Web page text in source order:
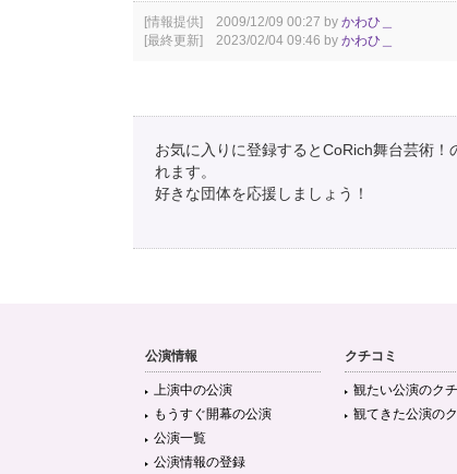
[情報提供] 2009/12/09 00:27 by かわひ＿
[最終更新] 2023/02/04 09:46 by かわひ＿
お気に入りに登録するとCoRich舞台芸術！
れます。
好きな団体を応援しましょう！
公演情報
上演中の公演
もうすぐ開幕の公演
公演一覧
公演情報の登録
クチコミ
観たい公演のク
観てきた公演の